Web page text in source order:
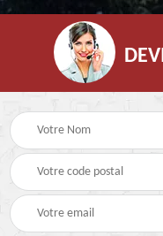
Hydrofuge
toiture